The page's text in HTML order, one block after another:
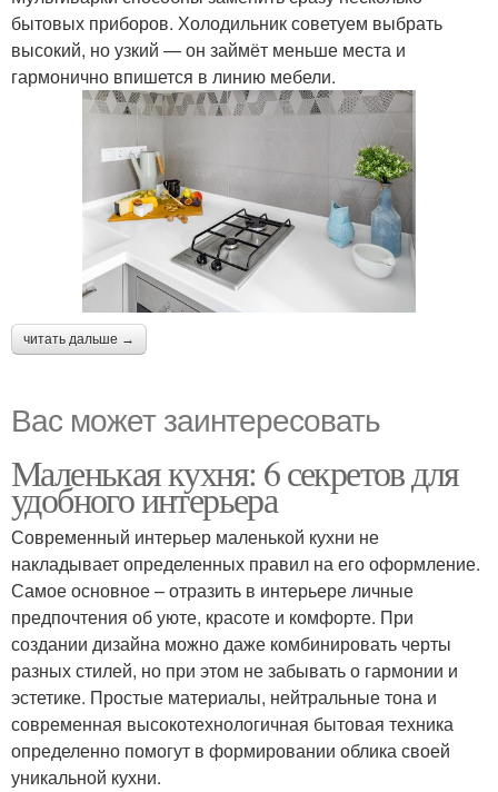
бытовых приборов. Холодильник советуем выбрать
высокий, но узкий — он займёт меньше места и
гармонично впишется в линию мебели.
читать дальше →
Вас может заинтересовать
Маленькая кухня: 6 секретов для
удобного интерьера
Современный интерьер маленькой кухни не
накладывает определенных правил на его оформление.
Самое основное – отразить в интерьере личные
предпочтения об уюте, красоте и комфорте. При
создании дизайна можно даже комбинировать черты
разных стилей, но при этом не забывать о гармонии и
эстетике. Простые материалы, нейтральные тона и
современная высокотехнологичная бытовая техника
определенно помогут в формировании облика своей
уникальной кухни.